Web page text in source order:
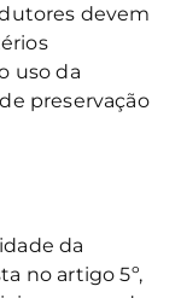
devem
uso da
preservação
da
no artigo 5º,